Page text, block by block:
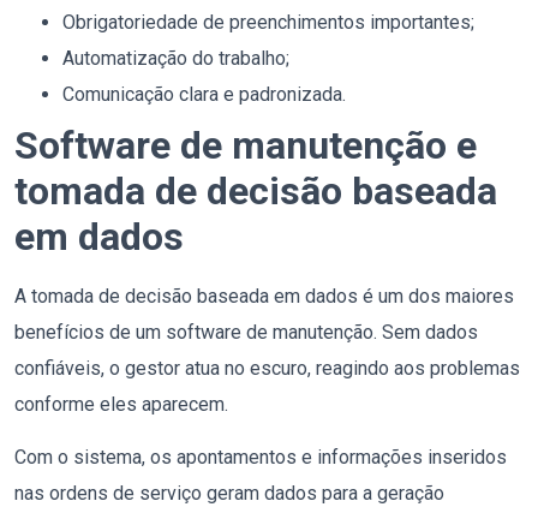
Obrigatoriedade de preenchimentos importantes;
Automatização do trabalho;
Comunicação clara e padronizada.
Software de manutenção e
tomada de decisão baseada
em dados
A tomada de decisão baseada em dados é um dos maiores
benefícios de um software de manutenção. Sem dados
confiáveis, o gestor atua no escuro, reagindo aos problemas
conforme eles aparecem.
Com o sistema, os apontamentos e informações inseridos
nas ordens de serviço geram dados para a geração